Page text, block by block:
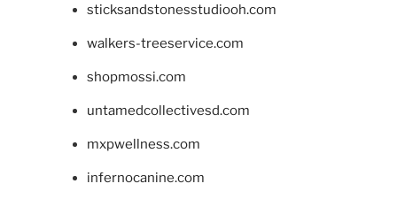
sticksandstonesstudiooh.com
walkers-treeservice.com
shopmossi.com
untamedcollectivesd.com
mxpwellness.com
infernocanine.com